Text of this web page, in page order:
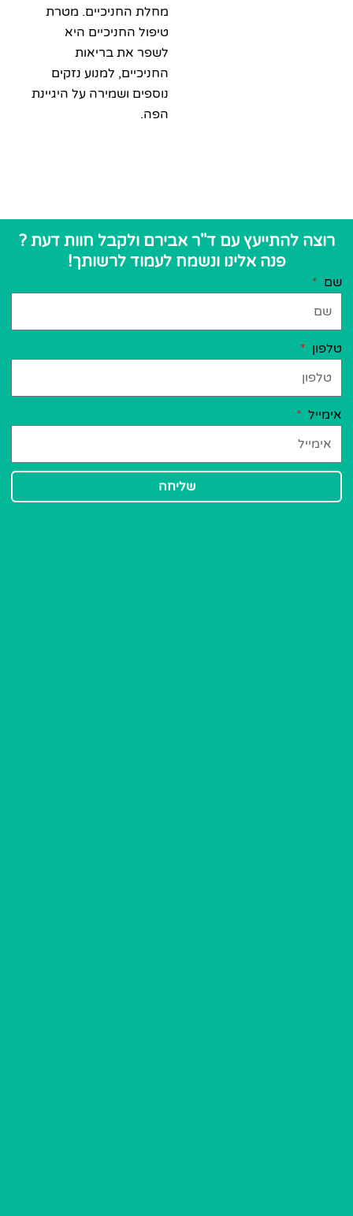
מחלת החניכיים. מטרת
טיפול החניכיים היא
לשפר את בריאות
החניכיים, למנוע נזקים
נוספים ושמירה על היגיינת
עם ד''ר אבירם ולקבל חוות דעת ?
פנה אלינו ונשמח לעמוד לרשותך!